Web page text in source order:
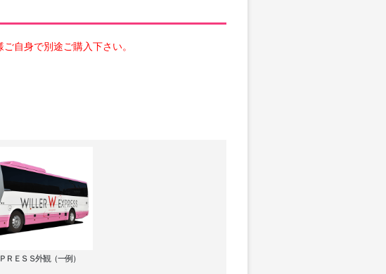
自身で別途ご購入下さい。
ＲＥＳＳ外観（一例）